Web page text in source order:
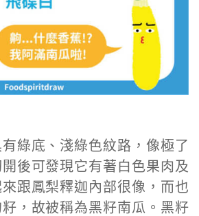
綠底、淺綠色紋路，像極了
後可發現它有著白色果肉及
跟鳳梨釋迦內部很像，而也
，故被稱為黑籽南瓜。黑籽